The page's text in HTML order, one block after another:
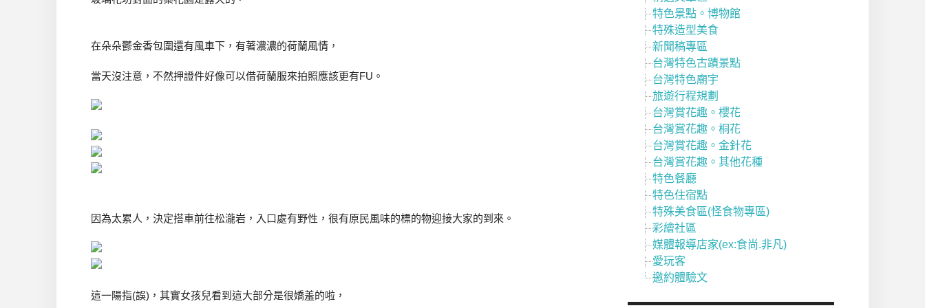
在朵朵鬱金香包圍還有風車下，有著濃濃的荷蘭風情，
當天沒注意，不然押證件好像可以借荷蘭服來拍照應該更有FU。
因為太累人，決定搭車前往松瀧岩，入口處有野性，很有原民風味的標的物迎接大家的到來。
這一陽指(誤)，其實女孩兒看到這大部分是很嬌羞的啦，
特色景點。博物館
特殊造型美食
新聞稿專區
台灣特色古蹟景點
台灣特色廟宇
旅遊行程規劃
台灣賞花趣。櫻花
台灣賞花趣。桐花
台灣賞花趣。金針花
台灣賞花趣。其他花種
特色餐廳
特色住宿點
特殊美食區(怪食物專區)
彩繪社區
媒體報導店家(ex:食尚.非凡)
愛玩客
邀約體驗文